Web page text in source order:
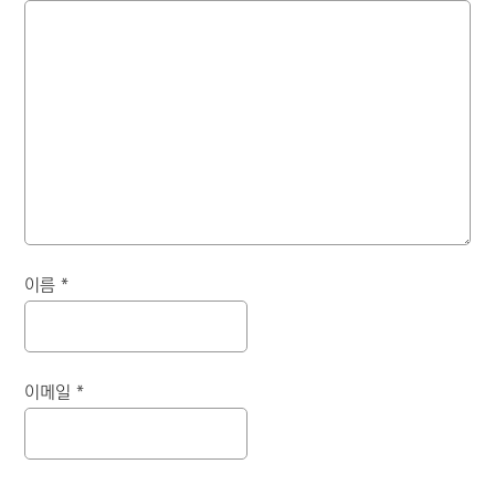
이름*
이메일*